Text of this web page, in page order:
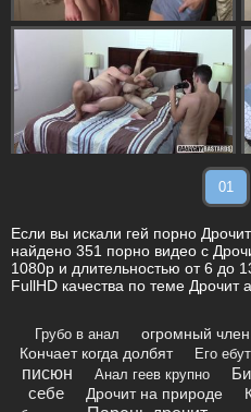
01
Если вы искали гей порно
найдено 351 порно видео с
1080p и длительностью от 6 до
FullHD качества по теме Дрочит
Грубо в анал огромный
Кончает когда долбят Его
писюн
Анал геев крупно
себе
Дрочит на природе